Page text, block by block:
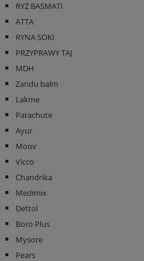
RYŻ BASMATI
ATTA
RYNA SOKI
PRZYPRAWY TAJ
MDH
Zandu balm
Lakme
Parachute
Ayur
Moov
Vicco
Chandrika
Medimix
Dettol
Boro Plus
Mysore
Pears